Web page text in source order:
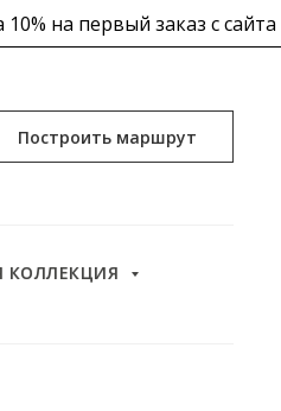
10% на первый заказ с сайта
корзине
Построить маршрут
КОЛЛЕКЦИЯ